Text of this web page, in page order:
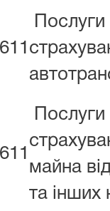
майна
та інших